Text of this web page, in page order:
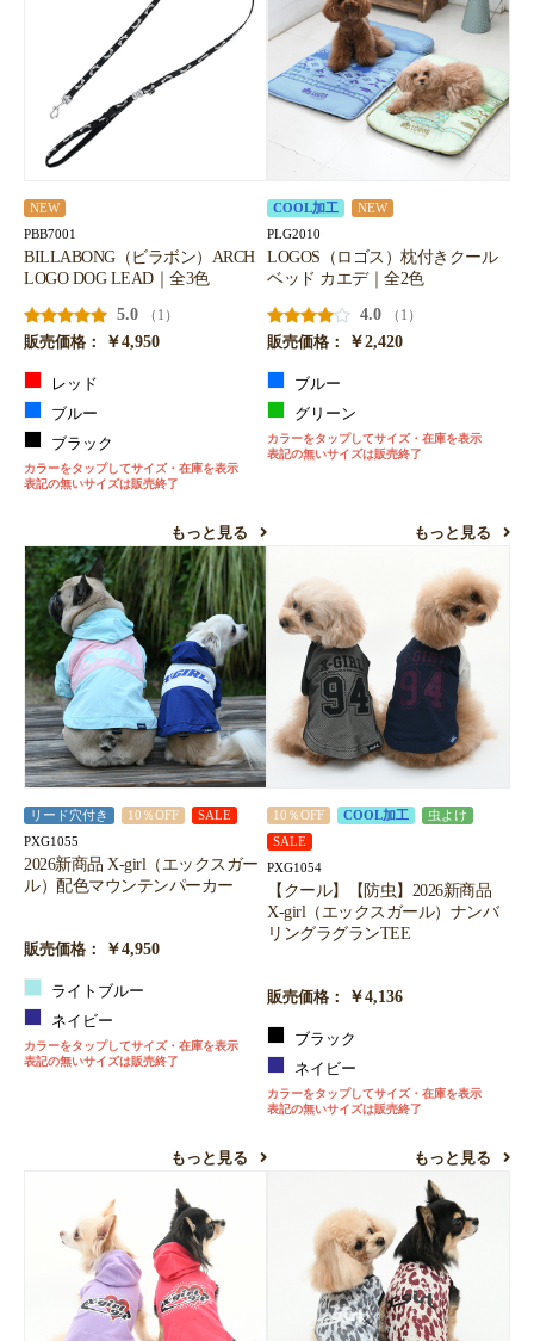
NEW
PBB7001
BILLABONG（ビラボン）ARCH
LOGO DOG LEAD｜全3色
5.0
（1）
販売価格：
￥4,950
レッド
ブルー
ブラック
カラーをタップしてサイズ・在庫を表示
表記の無いサイズは販売終了
もっと見る
COOL加工 NEW
PLG2010
LOGOS（ロゴス）枕付きクール
ベッド カエデ｜全2色
4.0
（1）
販売価格：
￥2,420
ブルー
グリーン
カラーをタップしてサイズ・在庫を表示
表記の無いサイズは販売終了
もっと見る
リード穴付き 10％OFF SALE
PXG1055
2026新商品 X-girl（エックスガー
ル）配色マウンテンパーカー
販売価格： ￥4,950
ライトブルー
ネイビー
カラーをタップしてサイズ・在庫を表示
表記の無いサイズは販売終了
もっと見る
10％OFF COOL加工
虫よけ
SALE
PXG1054
【クール】【防虫】2026新商品
X-girl（エックスガール）ナンバ
リングラグランTEE
販売価格： ￥4,136
ブラック
ネイビー
カラーをタップしてサイズ・在庫を表示
表記の無いサイズは販売終了
もっと見る
お買い物を続ける カートへ進む